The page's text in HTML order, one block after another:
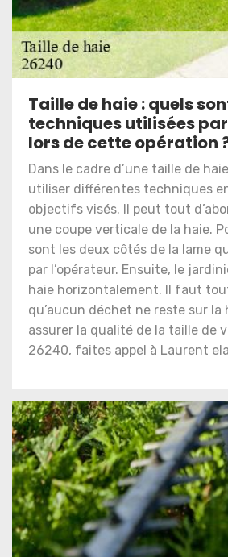
Taille de haie : quels
techniques utilisées
lors de cette opération
Dans le cadre d’une taille de
utiliser différentes techniques
objectifs visés. Il peut tout
une coupe verticale de la haie.
sont les deux côtés de la lame
par l’opérateur. Ensuite, le
haie horizontalement. Il faut
qu’aucun déchet ne reste sur la
assurer la qualité de la taille de
26240, faites appel à Laurent